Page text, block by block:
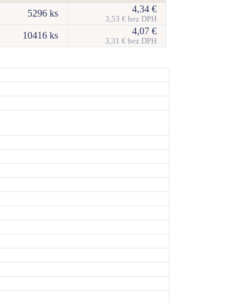
5296 ks 4,34 €
3,53 €bez DPH
10416 ks 4,07 €
3,31 €bez DPH